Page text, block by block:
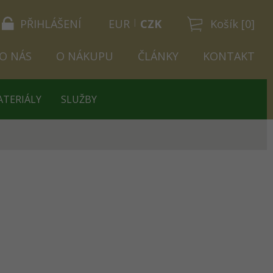
PŘIHLÁŠENÍ Košík [0]
EUR CZK
O NÁS O NÁKUPU ČLÁNKY KONTAKT
SLUŽBY